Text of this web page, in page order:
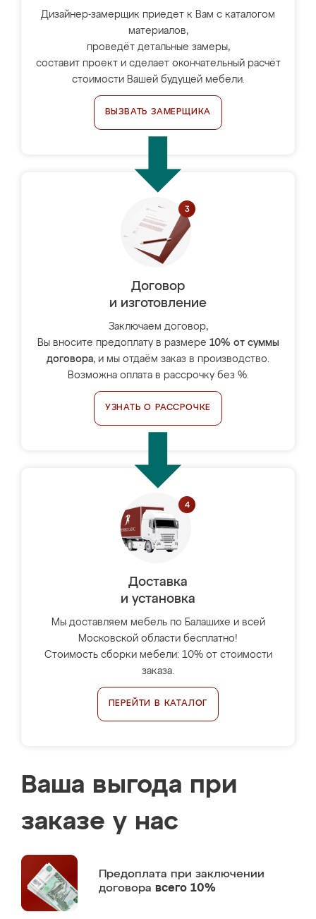
Дизайнер-замерщик приедет к Вам с каталогом
материалов,
проведёт детальные замеры,
составит проект и сделает окончательный расчёт
стоимости Вашей будущей мебели.
ВЫЗВАТЬ ЗАМЕРЩИКА
Договор
и изготовление
Заключаем договор,
Вы вносите предоплату в размере 10% от суммы
договора, и мы отдаём заказ в производство.
Возможна оплата в рассрочку без %.
УЗНАТЬ О РАССРОЧКЕ
Доставка
и установка
Мы доставляем мебель по Балашихе и всей
Московской области бесплатно!
Стоимость сборки мебели: 10% от стоимости
заказа.
ПЕРЕЙТИ В КАТАЛОГ
Ваша выгода при
заказе у нас
Предоплата при заключении
договора всего 10%